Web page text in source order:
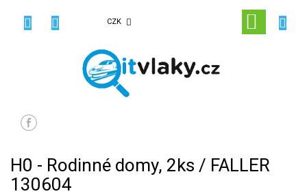
CZK
KOŠÍK
H0 - Rodinné domy, 2ks / FALLER
130604